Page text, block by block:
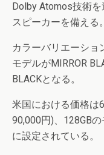
Dolby Atomos技術
スピーカーを備える。
カラーバリエーショ
モデルがMIRROR
BLACKとなる。
米国における価格は
90,000円)、128GB
に設定されている。